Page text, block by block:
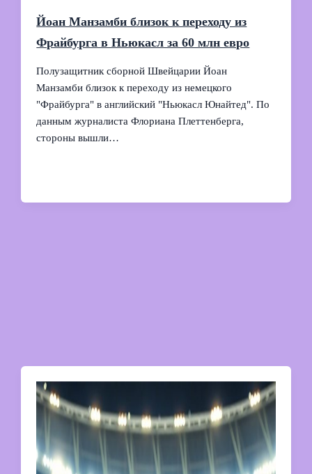
Йоан Манзамби близок к переходу из
Фрайбурга в Ньюкасл за 60 млн евро
Полузащитник сборной Швейцарии Йоан
Манзамби близок к переходу из немецкого
"Фрайбурга" в английский "Ньюкасл Юнайтед". По
данным журналиста Флориана Плеттенберга,
стороны вышли…